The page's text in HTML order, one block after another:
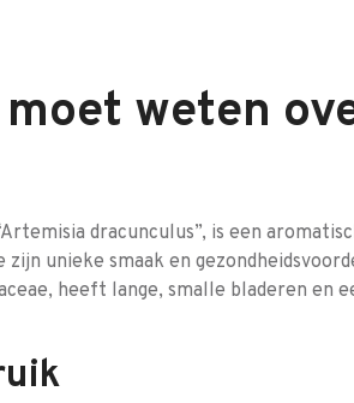
weten
dracunculus”, is een
unieke smaak en
heeft lange, smalle bladeren en